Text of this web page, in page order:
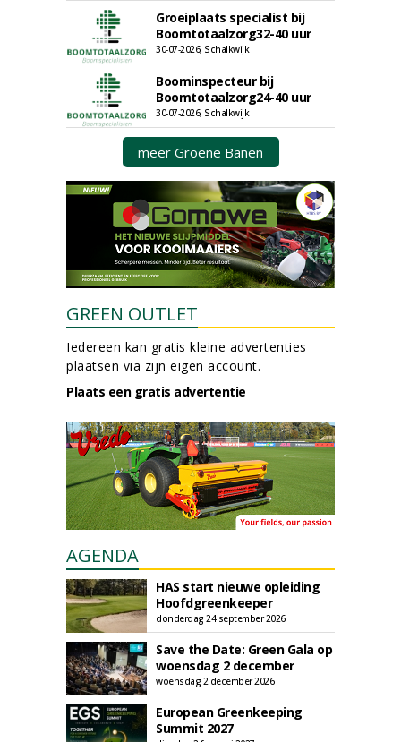
Groeiplaats specialist bij
Boomtotaalzorg32-40 uur
30-07-2026, Schalkwijk
Boominspecteur bij
Boomtotaalzorg24-40 uur
30-07-2026, Schalkwijk
meer Groene Banen
GREEN OUTLET
Iedereen kan gratis kleine advertenties
plaatsen via zijn eigen account.
Plaats een gratis advertentie
AGENDA
HAS start nieuwe opleiding
Hoofdgreenkeeper
donderdag 24 september 2026
Save the Date: Green Gala op
woensdag 2 december
woensdag 2 december 2026
European Greenkeeping
Summit 2027